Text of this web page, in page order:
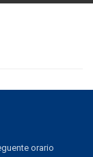
orario